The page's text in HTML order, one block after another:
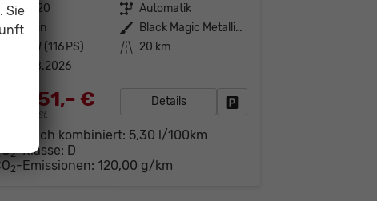
142620 Getriebe Automatik
Kraftstoff Benzin Außenfarbe
Black Magic Metallic (F9R)
85 kW (116 PS) Kilometerstand 20 km
07.08.2026
24.551,– €
19% MwSt.
Details
Verbrauch kombiniert: 5,30 l/100km
2-Klasse: D
2-Emissionen:120,00 g/km
Sie